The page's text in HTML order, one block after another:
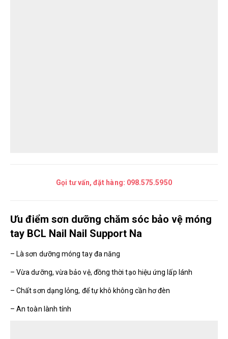
Gọi tư vấn, đặt hàng: 098.575.5950
Ưu điểm sơn dưỡng chăm sóc bảo vệ móng
tay BCL Nail Nail Support Na
– Là sơn dưỡng móng tay đa năng
– Vừa dưỡng, vừa bảo vệ, đồng thời tạo hiệu ứng lấp lánh
– Chất sơn dạng lỏng, để tự khô không cần hơ đèn
– An toàn lành tính